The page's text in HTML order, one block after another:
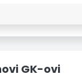
GK-ovi